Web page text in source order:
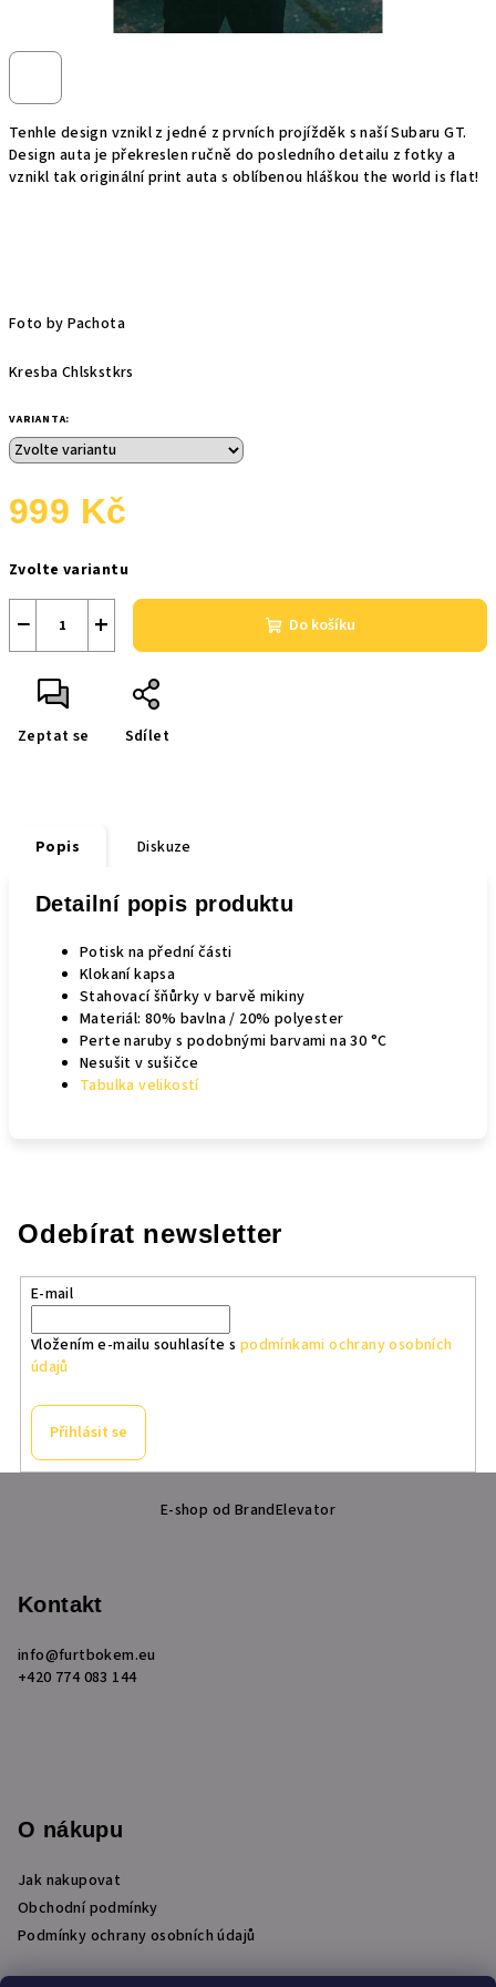
Tenhle design vznikl z jedné z prvních projížděk s naší Subaru GT.
Design auta je překreslen ručně do posledního detailu z fotky a
vznikl tak originální print auta s oblíbenou hláškou the world is flat!
Foto by Pachota
Kresba Chlskstkrs
VARIANTA:
999 Kč
cena:
Zvolte variantu
+
− Do košíku
Zeptat se Sdílet
Popis Diskuze
Detailní popis produktu
Potisk na přední části
Klokaní kapsa
Stahovací šňůrky v barvě mikiny
Materiál: 80% bavlna / 20% polyester
Perte naruby s podobnými barvamina 30 °C
Nesušit v sušičce
Tabulka velikostí
Odebírat newsletter
E-mail
Vložením e-mailu souhlasíte s podmínkami ochrany osobních
údajů
Přihlásit se
E-shop od BrandElevator
Kontakt
info@furtbokem.eu
+420 774 083 144
O nákupu
Jak nakupovat
Obchodní podmínky
Podmínky ochrany osobních údajů